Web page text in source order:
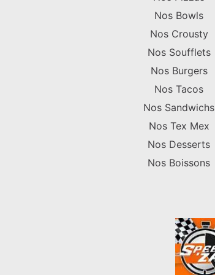
Nos Bowls
Nos Crousty
Nos Soufflets
Nos Burgers
Nos Tacos
Nos Sandwichs
Nos Tex Mex
Nos Desserts
Nos Boissons